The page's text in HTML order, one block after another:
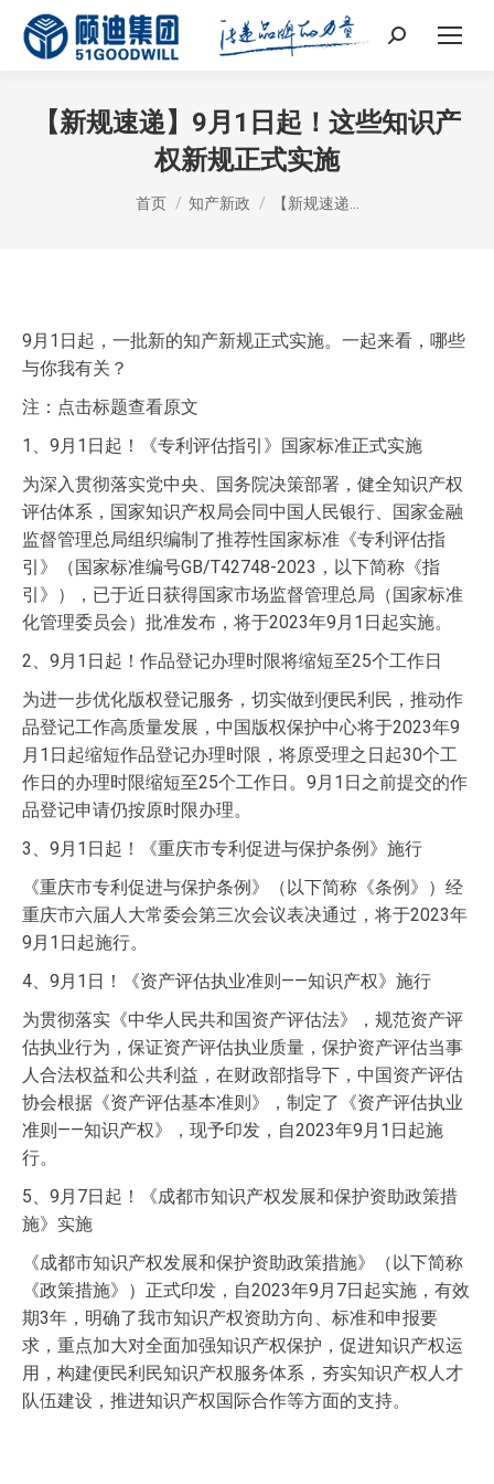
Search:
【新规速递】9月1日起！这些知识产
权新规正式实施
您在这里：
首页 知产新政 【新规速递…
9月1日起，一批新的知产新规正式实施。一起来看，哪些
与你我有关？
注：点击标题查看原文
1、9月1日起！《专利评估指引》国家标准正式实施
为深入贯彻落实党中央、国务院决策部署，健全知识产权
评估体系，国家知识产权局会同中国人民银行、国家金融
监督管理总局组织编制了推荐性国家标准《专利评估指
引》（国家标准编号GB/T42748-2023，以下简称《指
引》），已于近日获得国家市场监督管理总局（国家标准
化管理委员会）批准发布，将于2023年9月1日起实施。
2、9月1日起！作品登记办理时限将缩短至25个工作日
为进一步优化版权登记服务，切实做到便民利民，推动作
品登记工作高质量发展，中国版权保护中心将于2023年9
月1日起缩短作品登记办理时限，将原受理之日起30个工
作日的办理时限缩短至25个工作日。9月1日之前提交的作
品登记申请仍按原时限办理。
3、9月1日起！《重庆市专利促进与保护条例》施行
《重庆市专利促进与保护条例》（以下简称《条例》）经
重庆市六届人大常委会第三次会议表决通过，将于2023年
9月1日起施行。
4、9月1日！《资产评估执业准则——知识产权》施行
为贯彻落实《中华人民共和国资产评估法》，规范资产评
估执业行为，保证资产评估执业质量，保护资产评估当事
人合法权益和公共利益，在财政部指导下，中国资产评估
协会根据《资产评估基本准则》，制定了《资产评估执业
准则——知识产权》，现予印发，自2023年9月1日起施
行。
5、9月7日起！《成都市知识产权发展和保护资助政策措
施》实施
《成都市知识产权发展和保护资助政策措施》（以下简称
《政策措施》）正式印发，自2023年9月7日起实施，有效
期3年，明确了我市知识产权资助方向、标准和申报要
求，重点加大对全面加强知识产权保护，促进知识产权运
用，构建便民利民知识产权服务体系，夯实知识产权人才
队伍建设，推进知识产权国际合作等方面的支持。